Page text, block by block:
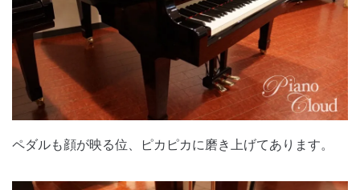
ペダルも顔が映る位、ピカピカに磨き上げてあります。